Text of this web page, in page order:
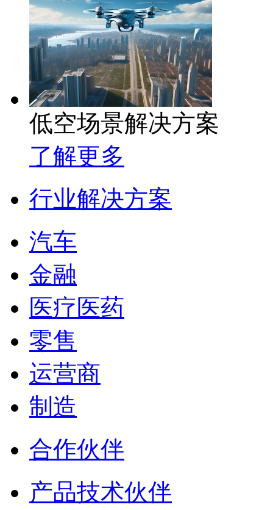
低空场景解决方案
了解更多
行业解决方案
汽车
金融
医疗医药
零售
运营商
制造
合作伙伴
产品技术伙伴